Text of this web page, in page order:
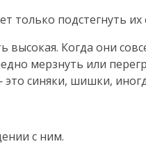
только подстегнуть
высокая. Когда они
мерзнуть или
синяки, шишки,
с ним.